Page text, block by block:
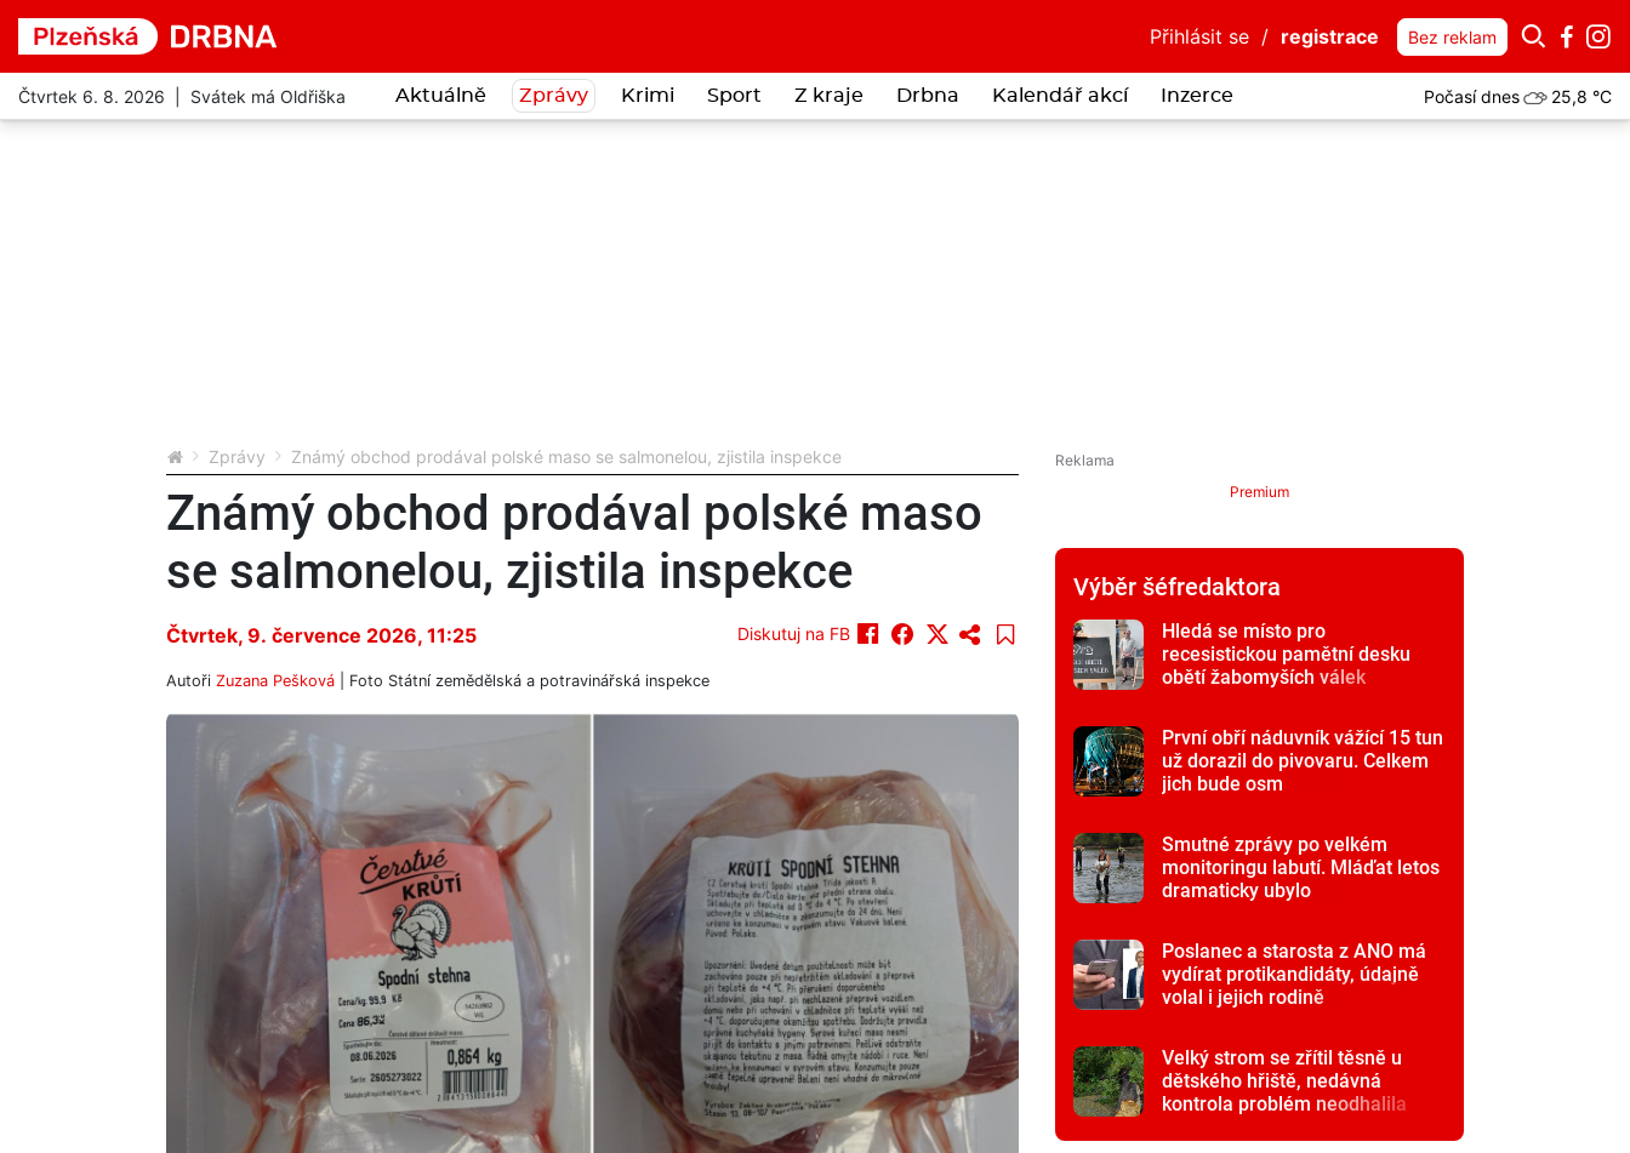
Přihlásit se / registrace Bez reklam
Čtvrtek 6. 8. 2026 | Svátek má Oldřiška Aktuálně Zprávy Krimi Sport Z kraje Drbna Kalendář akcí Inzerce Počasí dnes 25,8 °C
Zprávy Známý obchod prodával polské maso se salmonelou, zjistila inspekce
Známý obchod prodával polské maso
se salmonelou, zjistila inspekce
Čtvrtek, 9. července 2026, 11:25 Diskutuj na FB
Autoři Zuzana Pešková | Foto Státní zemědělská a potravinářská inspekce
Premium
Výběr šéfredaktora
Hledá se místo pro
recesistickou pamětní desku
obětí žabomyších válek
První obří náduvník vážící 15 tun
už dorazil do pivovaru. Celkem
jich bude osm
Smutné zprávy po velkém
monitoringu labutí. Mláďat letos
dramaticky ubylo
Poslanec a starosta z ANO má
vydírat protikandidáty, údajně
volal i jejich rodině
Velký strom se zřítil těsně u
dětského hřiště, nedávná
kontrola problém neodhalila